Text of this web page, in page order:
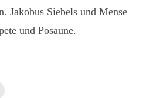
Jakobus Siebels und Mense
und Posaune.